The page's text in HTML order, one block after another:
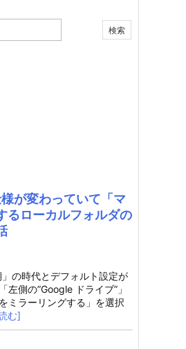
が変わっていて「マ
るローカルフォルダの
の時代とデフォルト設定が
側の”Google ドライブ”」
ミラーリングする」を選択
む]